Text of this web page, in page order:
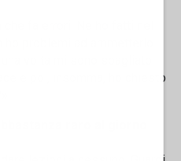
fa errori. Ne ho fatti nel
problemi ad ammetterlo
volta mi sono sbagliato
e poi, insomma, ho chiesto
raro al giorno